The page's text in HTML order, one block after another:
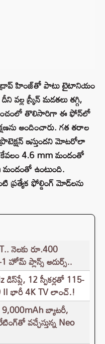
హింజ్‌తో పాటు టైటానియం
వల్ల స్క్రీన్ మడతలు తగ్గి,
తొలిసారిగా ఈ ఫోన్‌లో
అందించారు. గత తరాల
ఇస్తుందని మోటరోలా
4.6 mm మందంతో
మందంతో ఉంటుంది.
ఫోల్డింగ్ మోడ్‌లను
నెలకు రూ.400
హోమ్ ప్లాన్స్ అదుర్స్..
12 స్పీకర్లతో 115-
II భారీ 4K TV లాంచ్.!
బ్యాటరీ,
వచ్చేస్తున్న Neo